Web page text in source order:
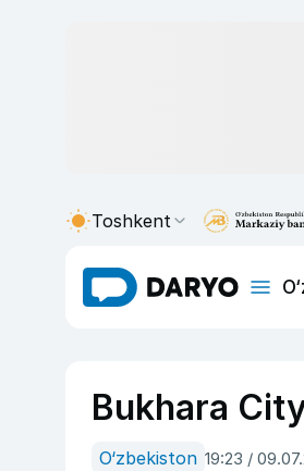
Toshkent
Bukhara
O‘zbekiston 19:23 /